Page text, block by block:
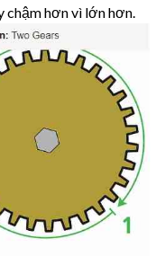
chậm hơn vì lớn hơn.